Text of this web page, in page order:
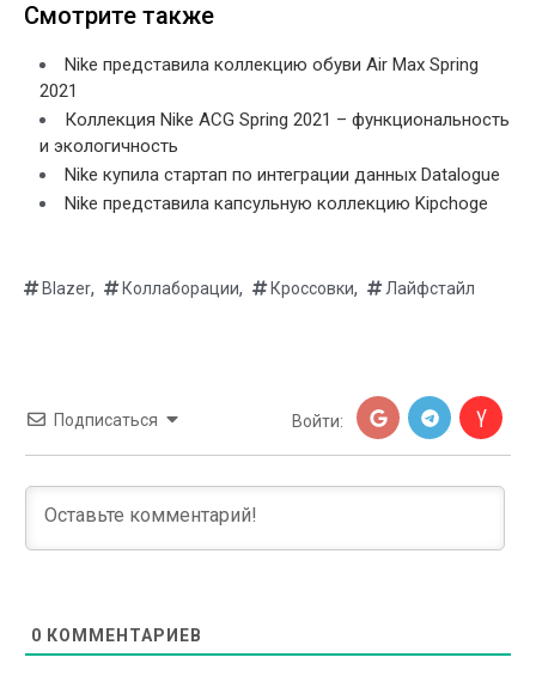
Смотрите также
Nike представила коллекцию обуви Air Max Spring
2021
Коллекция Nike ACG Spring 2021 – функциональность
и экологичность
Nike купила стартап по интеграции данных Datalogue
Nike представила капсульную коллекцию Kipchoge
Blazer, Коллаборации, Кроссовки, Лайфстайл
Подписаться Войти:
0 КОММЕНТАРИЕВ